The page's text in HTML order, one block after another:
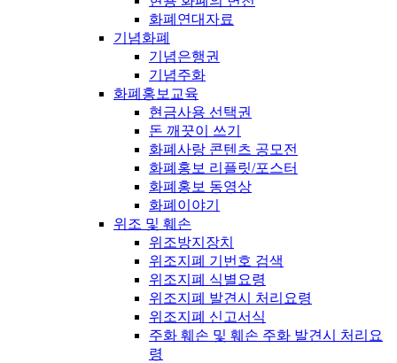
화폐연대자료
기념화폐
기념은행권
기념주화
화폐홍보교육
현금사용 선택권
돈 깨끗이 쓰기
화폐사랑 콘텐츠 공모전
화폐홍보 리플릿/포스터
화폐홍보 동영상
화폐이야기
위조 및 훼손
위조방지장치
위조지폐 기번호 검색
위조지폐 식별요령
위조지폐 발견시 처리요령
위조지폐 신고서식
주화 훼손 및 훼손 주화 발견시 처리요
령